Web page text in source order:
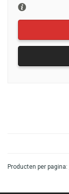
Producten per pagina: